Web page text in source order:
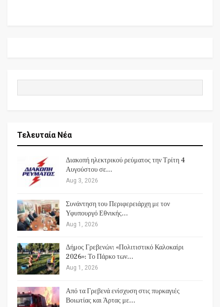
Τελευταία Νέα
Διακοπή ηλεκτρικού ρεύματος την Τρίτη 4
Αυγούστου σε…
Aug 3, 2026
Συνάντηση του Περιφερειάρχη με τον
Υφυπουργό Εθνικής…
Aug 1, 2026
Δήμος Γρεβενών: «Πολιτιστικό Καλοκαίρι
2026»: Το Πάρκο των…
Aug 1, 2026
Από τα Γρεβενά ενίσχυση στις πυρκαγιές
Βοιωτίας και Άρτας με…